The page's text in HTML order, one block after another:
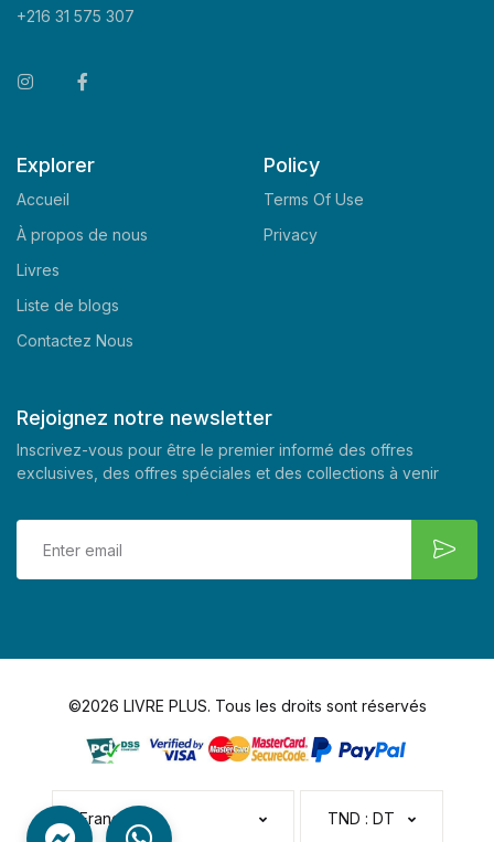
+216 31 575 307
Explorer
Accueil
À propos de nous
Livres
Liste de blogs
Contactez Nous
Policy
Terms Of Use
Privacy
Rejoignez notre newsletter
Inscrivez-vous pour être le premier informé des offres
exclusives, des offres spéciales et des collections à venir
©2026 LIVRE PLUS. Tous les droits sont réservés
Français TND : DT